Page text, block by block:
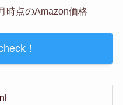
時点のAmazon価格
！